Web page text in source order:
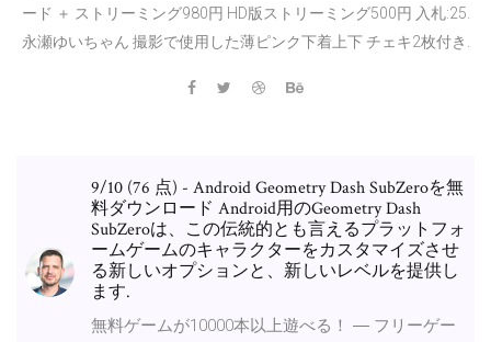
ード ＋ ストリーミング980円 HD版ストリーミング500円 入札:25.
永瀬ゆいちゃん 撮影で使用した薄ピンク下着上下 チェキ2枚付き.
9/10 (76 点) - Android Geometry Dash SubZeroを無
料ダウンロード Android用のGeometry Dash
SubZeroは、この伝統的とも言えるプラットフォ
ームゲームのキャラクターをカスタマイズさせ
る新しいオプションと、新しいレベルを提供し
ます.
無料ゲームが10000本以上遊べる！ ― フリーゲー